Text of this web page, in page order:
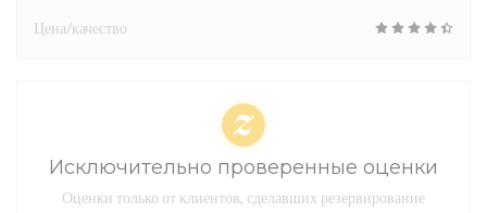
Цена/качество
Исключительно проверенные оценки
Оценки только от клиентов, сделавших резервирование